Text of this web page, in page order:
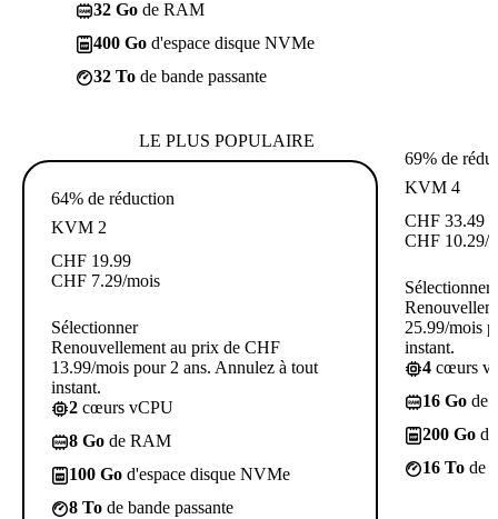
32 Go de RAM
400 Go d'espace disque NVMe
32 To de bande passante
LE PLUS POPULAIRE
64% de réduction
KVM 2
CHF 19.99
CHF 7.29/mois
Sélectionner
Renouvellement au prix de CHF
13.99/mois pour 2 ans. Annulez à tout
instant.
2 cœurs vCPU
8 Go de RAM
100 Go d'espace disque NVMe
8 To de bande passante
69% de
KVM 4
CHF 33.49
CHF 10.29/
Sélectionner
25.99/mois
instant.
4 cœurs
16 Go de
200 Go
16 To de